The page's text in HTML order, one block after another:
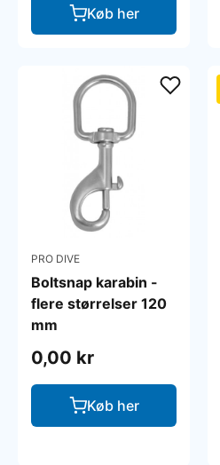
Køb her
PRO DIVE
Boltsnap karabin -
flere størrelser 120
mm
0,00 kr
Køb her